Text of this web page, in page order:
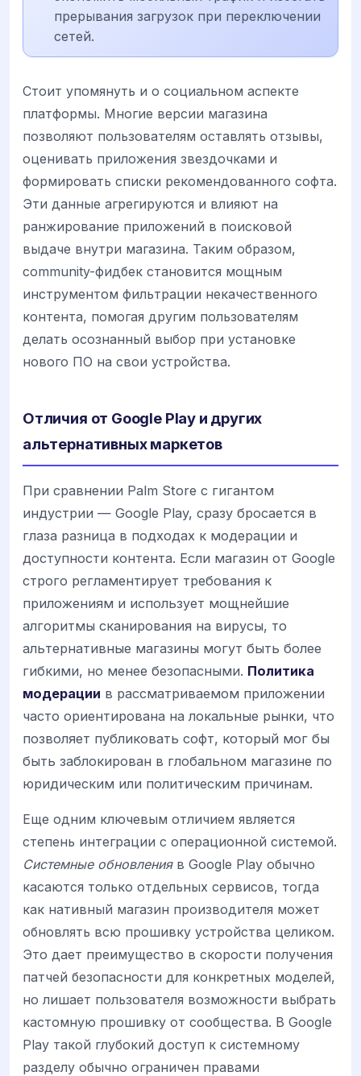
прерывания загрузок при переключении
сетей.
Стоит упомянуть и о социальном аспекте
платформы. Многие версии магазина
позволяют пользователям оставлять отзывы,
оценивать приложения звездочками и
формировать списки рекомендованного софта.
Эти данные агрегируются и влияют на
ранжирование приложений в поисковой
выдаче внутри магазина. Таким образом,
community-фидбек становится мощным
инструментом фильтрации некачественного
контента, помогая другим пользователям
делать осознанный выбор при установке
нового ПО на свои устройства.
Отличия от Google Play и других
альтернативных маркетов
При сравнении Palm Store с гигантом
индустрии — Google Play, сразу бросается в
глаза разница в подходах к модерации и
доступности контента. Если магазин от Google
строго регламентирует требования к
приложениям и использует мощнейшие
алгоритмы сканирования на вирусы, то
альтернативные магазины могут быть более
гибкими, но менее безопасными. Политика
модерации в рассматриваемом приложении
часто ориентирована на локальные рынки, что
позволяет публиковать софт, который мог бы
быть заблокирован в глобальном магазине по
юридическим или политическим причинам.
Еще одним ключевым отличием является
степень интеграции с операционной системой.
Системные обновленияв Google Play обычно
касаются только отдельных сервисов, тогда
как нативный магазин производителя может
обновлять всю прошивку устройства целиком.
Это дает преимущество в скорости получения
патчей безопасности для конкретных моделей,
но лишает пользователя возможности выбрать
кастомную прошивку от сообщества. В Google
Play такой глубокий доступ к системному
разделу обычно ограничен правами